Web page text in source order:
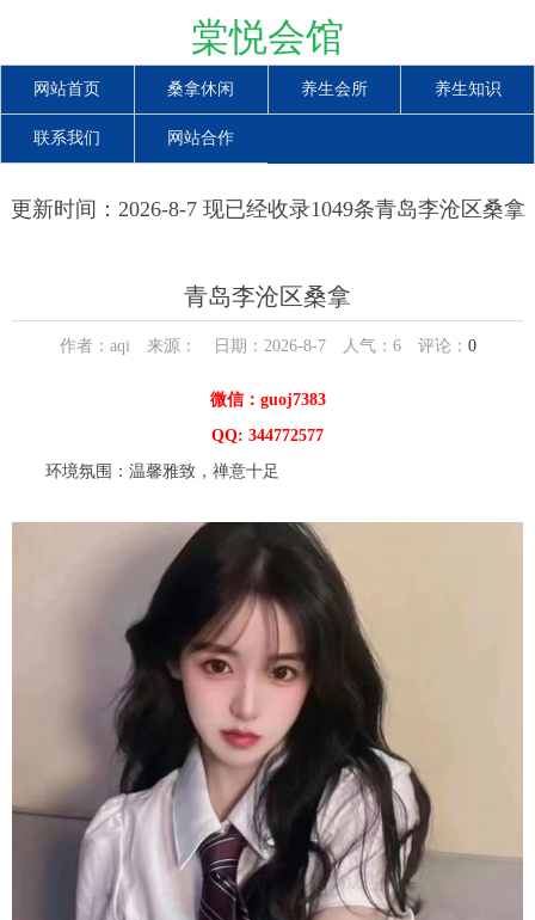
棠悦会馆
网站首页 桑拿休闲 养生会所 养生知识
联系我们 网站合作
更新时间：2026-8-7 现已经收录1049条青岛李沧区桑拿
青岛李沧区桑拿
作者：aqi 来源： 日期：2026-8-7 人气： 6评论： 0
微信：guoj7383
QQ: 344772577
环境氛围：温馨雅致，禅意十足